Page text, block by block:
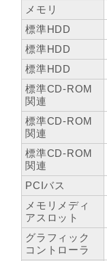
メモリ
標準HDD
標準HDD
標準HDD
標準CD-ROM
関連
標準CD-ROM
関連
標準CD-ROM
関連
PCIバス
メモリメディ
アスロット
グラフィック
コントローラ